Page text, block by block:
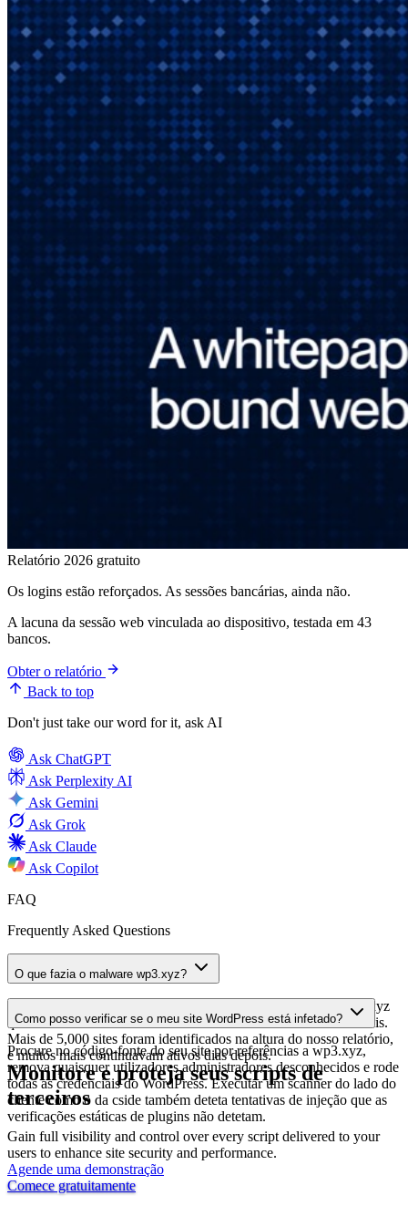
Relatório 2026 gratuito
Os logins estão reforçados. As sessões bancárias, ainda não.
A lacuna da sessão web vinculada ao dispositivo, testada em 43
bancos.
Obter o relatório
Back to top
Don't just take our word for it, ask AI
Ask ChatGPT
Ask Perplexity AI
Ask Gemini
Ask Grok
Ask Claude
Ask Copilot
FAQ
Frequently Asked Questions
O que fazia o malware wp3.xyz?
Sites WordPress comprometidos carregavam um script de wp3.xyz
que criava contas de administrador ocultas e exfiltrava credenciais.
Mais de 5,000 sites foram identificados na altura do nosso relatório,
e muitos mais continuavam ativos dias depois.
Como posso verificar se o meu site WordPress está infetado?
Procure no código-fonte do seu site por referências a wp3.xyz,
remova quaisquer utilizadores administradores desconhecidos e rode
todas as credenciais do WordPress. Executar um scanner do lado do
cliente como o da cside também deteta tentativas de injeção que as
verificações estáticas de plugins não detetam.
Monitore e proteja seus scripts de
terceiros
Gain full visibility and control over every script delivered to your
users to enhance site security and performance.
Agende uma demonstração
Comece gratuitamente